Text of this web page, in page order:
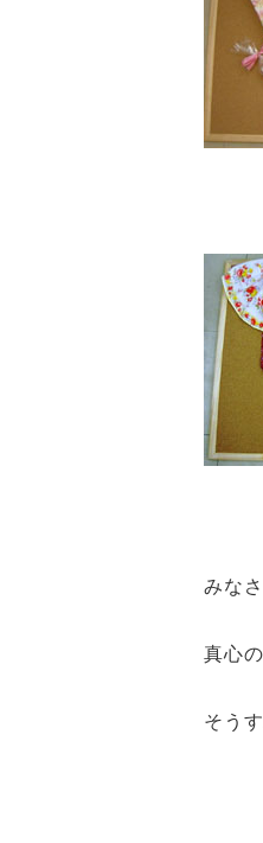
みな
真心
そう